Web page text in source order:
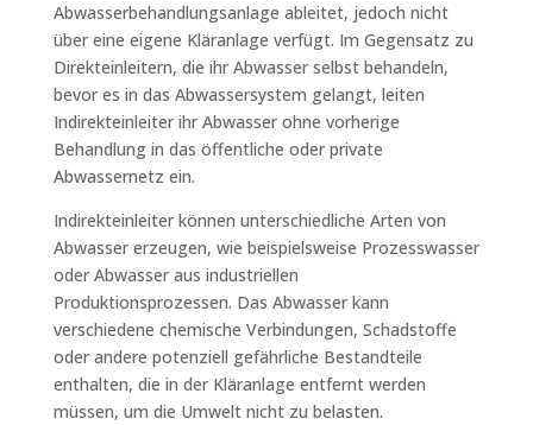
Abwasserbehandlungsanlage ableitet, jedoch nicht
über eine eigene Kläranlage verfügt. Im Gegensatz zu
Direkteinleitern, die ihr Abwasser selbst behandeln,
bevor es in das Abwassersystem gelangt, leiten
Indirekteinleiter ihr Abwasser ohne vorherige
Behandlung in das öffentliche oder private
Abwassernetz ein.
Indirekteinleiter können unterschiedliche Arten von
Abwasser erzeugen, wie beispielsweise Prozesswasser
oder Abwasser aus industriellen
Produktionsprozessen. Das Abwasser kann
verschiedene chemische Verbindungen, Schadstoffe
oder andere potenziell gefährliche Bestandteile
enthalten, die in der Kläranlage entfernt werden
müssen, um die Umwelt nicht zu belasten.